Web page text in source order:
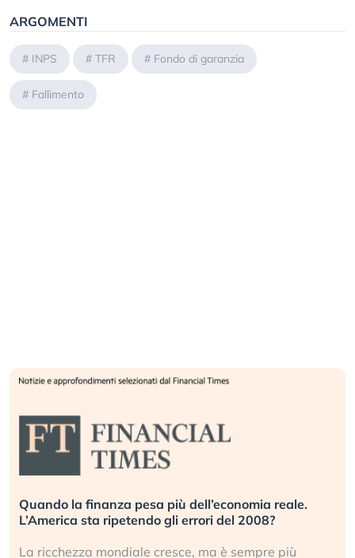
ARGOMENTI
# INPS # TFR # Fondo di garanzia
# Fallimento
Quando la finanza pesa più dell’economia reale.
L’America sta ripetendo gli errori del 2008?
La ricchezza mondiale cresce, ma è sempre più